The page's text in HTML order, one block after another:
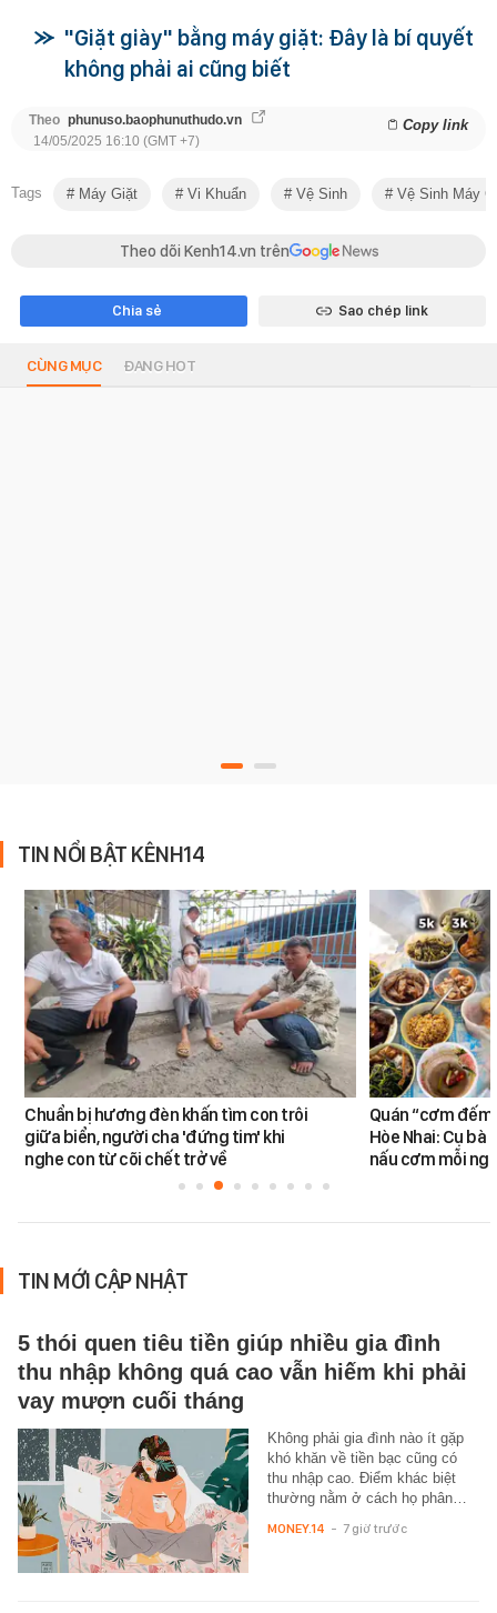
"Giặt giày" bằng máy giặt: Đây là bí quyết
không phải ai cũng biết
Theo phunuso.baophunuthudo.vn Copy link
14/05/2025 16:10 (GMT +7)
Tags Máy Giặt Vi Khuẩn Vệ Sinh Vệ Sinh Máy
Theo dõi Kenh14.vn trên
Chia sẻ Sao chép link
CÙNG MỤC ĐANG HOT
TIN NỔI BẬT KÊNH14
Chuẩn bị hương đèn khấn tìm con trôi
giữa biển, người cha 'đứng tim' khi
nghe con từ cõi chết trở về
Quán “cơm
Hòe Nhai: Cụ
nấu cơm mỗi
TIN MỚI CẬP NHẬT
5 thói quen tiêu tiền giúp nhiều gia đình
thu nhập không quá cao vẫn hiếm khi phải
vay mượn cuối tháng
Không phải gia đình nào ít gặp
khó khăn về tiền bạc cũng có
thu nhập cao. Điểm khác biệt
thường nằm ở cách họ phân…
MONEY.14 - 7 giờ trước